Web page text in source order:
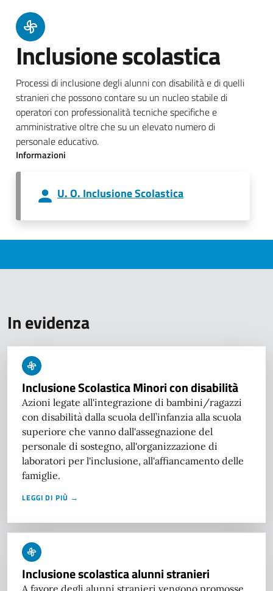
Inclusione scolastica
Processi di inclusione degli alunni con disabilità e di quelli
stranieri che possono contare su un nucleo stabile di
operatori con professionalità tecniche specifiche e
amministrative oltre che su un elevato numero di
personale educativo.
Informazioni
U. O. Inclusione Scolastica
In evidenza
Inclusione Scolastica Minori con disabilità
Azioni legate all'integrazione di bambini/ragazzi
con disabilità dalla scuola dell’infanzia alla scuola
superiore che vanno dall'assegnazione del
personale di sostegno, all'organizzazione di
laboratori per l'inclusione, all'affiancamento delle
famiglie.
LEGGI DI PIÙ →
Inclusione scolastica alunni stranieri
A favore degli alunni stranieri vengono promosse